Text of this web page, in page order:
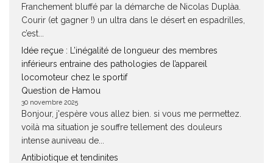
Franchement bluffé par la démarche de Nicolas Duplàa.
Courir (et gagner !) un ultra dans le désert en espadrilles,
c’est...
Idée reçue : L’inégalité de longueur des membres
inférieurs entraine des pathologies de l’appareil
locomoteur chez le sportif
Question de Hamou
30 novembre 2025
Bonjour, j'espère vous allez bien. si vous me permettez.
voilà ma situation je souffre tellement des douleurs
intense auniveau de...
Antibiotique et tendinites